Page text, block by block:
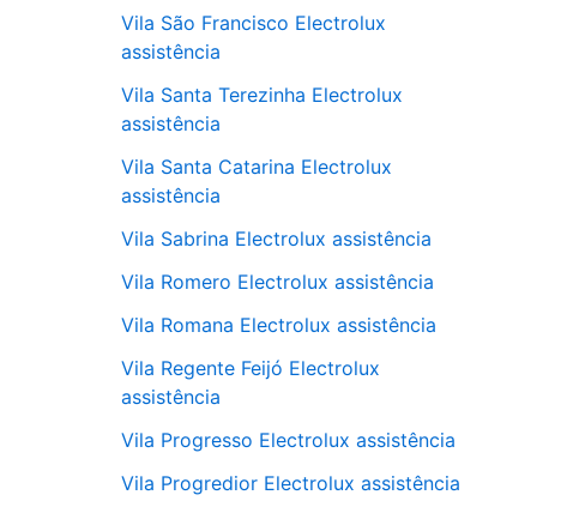
Vila São Francisco Electrolux
assistência
Vila Santa Terezinha Electrolux
assistência
Vila Santa Catarina Electrolux
assistência
Vila Sabrina Electrolux assistência
Vila Romero Electrolux assistência
Vila Romana Electrolux assistência
Vila Regente Feijó Electrolux
assistência
Vila Progresso Electrolux assistência
Vila Progredior Electrolux assistência